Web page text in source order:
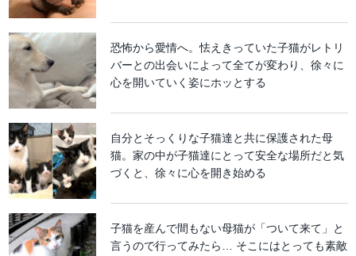
恐怖から愛情へ。怯えきっていた子猫がレトリ
バーとの出会いによって全てが変わり、徐々に
心を開いていく姿にホッとする
自分とそっくりな子猫達と共に保護された母
猫。家の中が子猫達にとって安全な場所だと気
づくと、徐々に心を開き始める
子猫を産んで間もない母猫が「ついて来て」と
言うので行ってみたら… そこにはとっても素敵